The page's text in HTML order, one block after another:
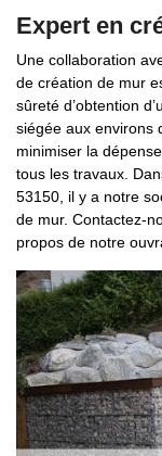
Expert en
Une collaboration
de création de mur
sûreté d’obtention
siégée aux environs
minimiser la
tous les travaux.
53150, il y a notre
de mur. Contactez-
propos de notre